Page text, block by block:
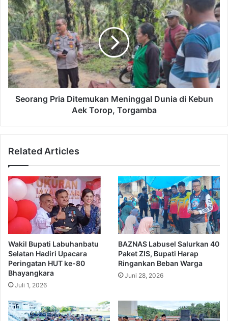
Seorang Pria Ditemukan Meninggal Dunia di Kebun
Aek Torop, Torgamba
Related Articles
Wakil Bupati Labuhanbatu
Selatan Hadiri Upacara
Peringatan HUT ke-80
Bhayangkara
Juli 1, 2026
BAZNAS Labusel Salurkan 40
Paket ZIS, Bupati Harap
Ringankan Beban Warga
Juni 28, 2026